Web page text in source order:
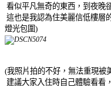
看似平凡無奇的東西，到夜晚
這也是我認為住美麗信低樓層
燈光包圍)
(我照片拍的不好，無法重現被
建議大家入住時自己體驗看看